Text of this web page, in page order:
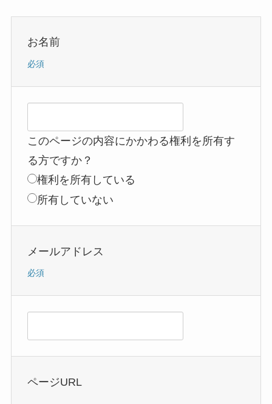
お名前
必須
このページの内容にかかわる権利を所有す
る方ですか？
権利を所有している
所有していない
メールアドレス
必須
ページURL